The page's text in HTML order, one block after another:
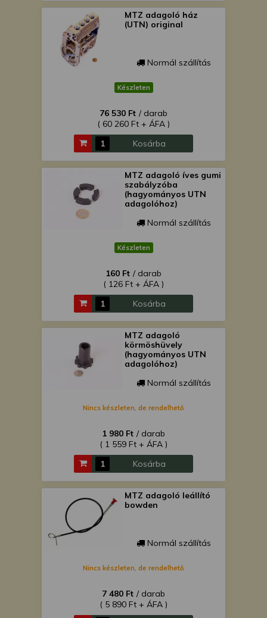
MTZ adagoló ház
(UTN) original
Normál szállítás
Készleten
76 530 Ft / darab
( 60 260 Ft + ÁFA )
Kosárba
MTZ adagoló íves gumi
szabályzóba
(hagyományos UTN
adagolóhoz)
Normál szállítás
Készleten
160 Ft / darab
( 126 Ft + ÁFA )
Kosárba
MTZ adagoló
körmöshüvely
(hagyományos UTN
adagolóhoz)
Normál szállítás
Nincs készleten, de rendelhető
1 980 Ft / darab
( 1 559 Ft + ÁFA )
Kosárba
MTZ adagoló leállító
bowden
Normál szállítás
Nincs készleten, de rendelhető
7 480 Ft / darab
( 5 890 Ft + ÁFA )